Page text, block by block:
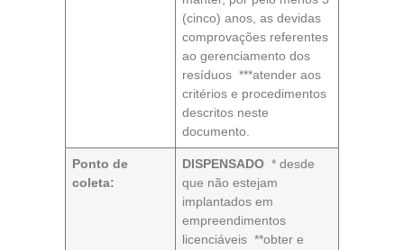
(cinco) anos, as devidas
comprovações referentes
ao gerenciamento dos
resíduos ***atender aos
critérios e procedimentos
descritos neste
documento.
Ponto de
coleta:
DISPENSADO * desde
que não estejam
implantados em
empreendimentos
licenciáveis **obter e